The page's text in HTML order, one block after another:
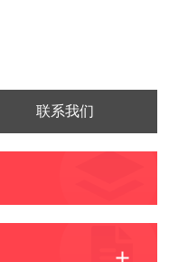
联系我们